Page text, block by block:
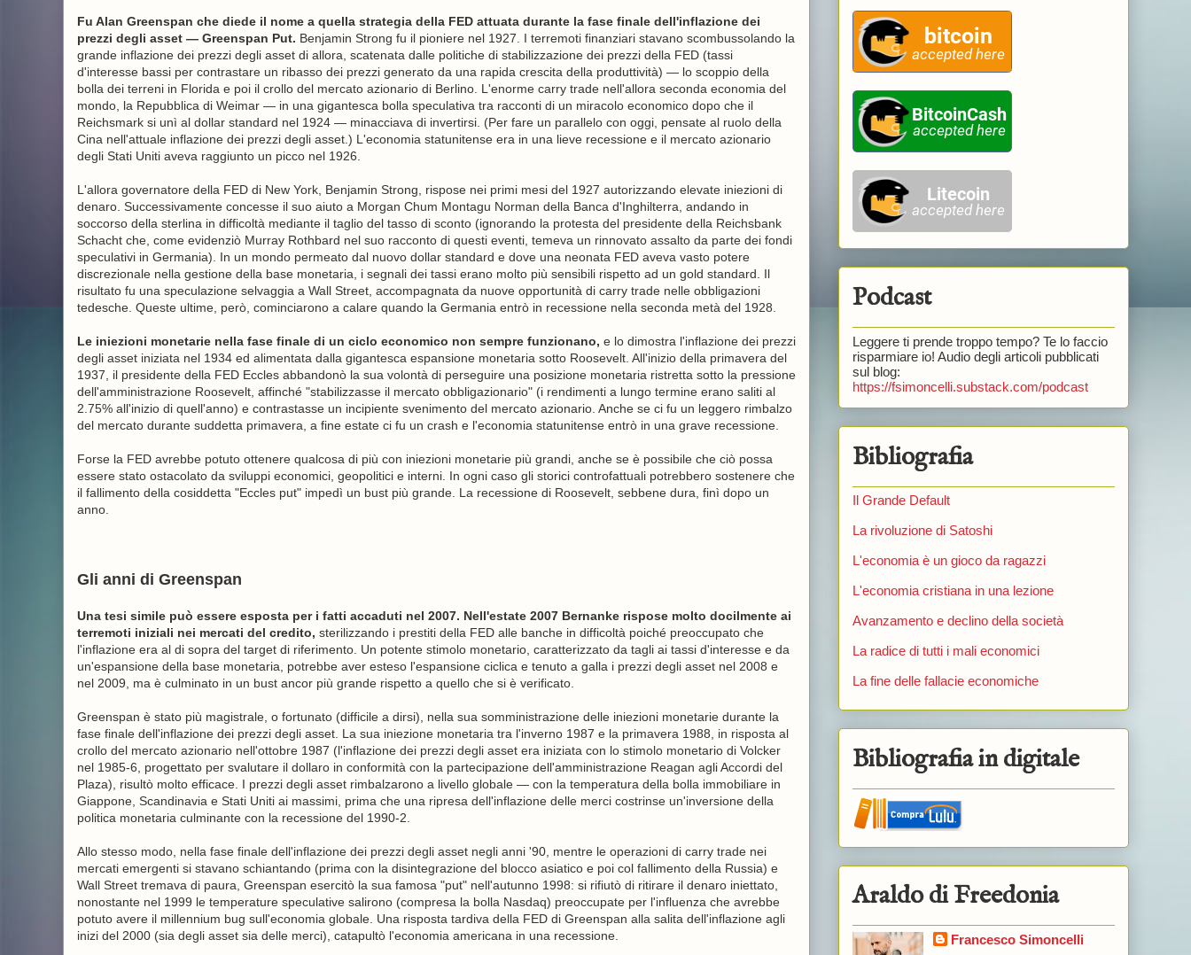
Fu Alan Greenspan che diede il nome a quella strategia della FED attuata durante la fase finale dell'inflazione dei
prezzi degli asset — Greenspan Put. Benjamin Strong fu il pioniere nel 1927. I terremoti finanziari stavano scombussolando la
grande inflazione dei prezzi degli asset di allora, scatenata dalle politiche di stabilizzazione dei prezzi della FED (tassi
d'interesse bassi per contrastare un ribasso dei prezzi generato da una rapida crescita della produttività) — lo scoppio della
bolla dei terreni in Florida e poi il crollo del mercato azionario di Berlino. L'enorme carry trade nell'allora seconda economia del
mondo, la Repubblica di Weimar — in una gigantesca bolla speculativa tra racconti di un miracolo economico dopo che il
Reichsmark si unì al dollar standard nel 1924 — minacciava di invertirsi. (Per fare un parallelo con oggi, pensate al ruolo della
Cina nell'attuale inflazione dei prezzi degli asset.) L'economia statunitense era in una lieve recessione e il mercato azionario
degli Stati Uniti aveva raggiunto un picco nel 1926.
L'allora governatore della FED di New York, Benjamin Strong, rispose nei primi mesi del 1927 autorizzando elevate iniezioni di
denaro. Successivamente concesse il suo aiuto a Morgan Chum Montagu Norman della Banca d'Inghilterra, andando in
soccorso della sterlina in difficoltà mediante il taglio del tasso di sconto (ignorando la protesta del presidente della Reichsbank
Schacht che, come evidenziò Murray Rothbard nel suo racconto di questi eventi, temeva un rinnovato assalto da parte dei fondi
speculativi in ​​Germania). In un mondo permeato dal nuovo dollar standard e dove una neonata FED aveva vasto potere
discrezionale nella gestione della base monetaria, i segnali dei tassi erano molto più sensibili rispetto ad un gold standard. Il
risultato fu una speculazione selvaggia a Wall Street, accompagnata da nuove opportunità di carry trade nelle obbligazioni
tedesche. Queste ultime, però, cominciarono a calare quando la Germania entrò in recessione nella seconda metà del 1928.
Le iniezioni monetarie nella fase finale di un ciclo economico non sempre funzionano, e lo dimostra l'inflazione dei prezzi
degli asset iniziata nel 1934 ed alimentata dalla gigantesca espansione monetaria sotto Roosevelt. All'inizio della primavera del
1937, il presidente della FED Eccles abbandonò la sua volontà di perseguire una posizione monetaria ristretta sotto la pressione
dell'amministrazione Roosevelt, affinché "stabilizzasse il mercato obbligazionario" (i rendimenti a lungo termine erano saliti al
2.75% all'inizio di quell'anno) e contrastasse un incipiente svenimento del mercato azionario. Anche se ci fu un leggero rimbalzo
del mercato durante suddetta primavera, a fine estate ci fu un crash e l'economia statunitense entrò in una grave recessione.
Forse la FED avrebbe potuto ottenere qualcosa di più con iniezioni monetarie più grandi, anche se è possibile che ciò possa
essere stato ostacolato da sviluppi economici, geopolitici e interni. In ogni caso gli storici controfattuali potrebbero sostenere che
il fallimento della cosiddetta "Eccles put" impedì un bust più grande. La recessione di Roosevelt, sebbene dura, finì dopo un
anno.
Gli anni di Greenspan
Una tesi simile può essere esposta per i fatti accaduti nel 2007. Nell'estate 2007 Bernanke rispose molto docilmente ai
terremoti iniziali nei mercati del credito, sterilizzando i prestiti della FED alle banche in difficoltà poiché preoccupato che
l'inflazione era al di sopra del target di riferimento. Un potente stimolo monetario, caratterizzato da tagli ai tassi d'interesse e da
un'espansione della base monetaria, potrebbe aver esteso l'espansione ciclica e tenuto a galla i prezzi degli asset nel 2008 e
nel 2009, ma è culminato in un bust ancor più grande rispetto a quello che si è verificato.
Greenspan è stato più magistrale, o fortunato (difficile a dirsi), nella sua somministrazione delle iniezioni monetarie durante la
fase finale dell'inflazione dei prezzi degli asset. La sua iniezione monetaria tra l'inverno 1987 e la primavera 1988, in risposta al
crollo del mercato azionario nell'ottobre 1987 (l'inflazione dei prezzi degli asset era iniziata con lo stimolo monetario di Volcker
nel 1985-6, progettato per svalutare il dollaro in conformità con la partecipazione dell'amministrazione Reagan agli Accordi del
Plaza), risultò molto efficace. I prezzi degli asset rimbalzarono a livello globale — con la temperatura della bolla immobiliare in
Giappone, Scandinavia e Stati Uniti ai massimi, prima che una ripresa dell'inflazione delle merci costrinse un'inversione della
politica monetaria culminante con la recessione del 1990-2.
Allo stesso modo, nella fase finale dell'inflazione dei prezzi degli asset negli anni '90, mentre le operazioni di carry trade nei
mercati emergenti si stavano schiantando (prima con la disintegrazione del blocco asiatico e poi col fallimento della Russia) e
Wall Street tremava di paura, Greenspan esercitò la sua famosa "put" nell'autunno 1998: si rifiutò di ritirare il denaro iniettato,
nonostante nel 1999 le temperature speculative salirono (compresa la bolla Nasdaq) preoccupate per l'influenza che avrebbe
potuto avere il millennium bug sull'economia globale. Una risposta tardiva della FED di Greenspan alla salita dell'inflazione agli
inizi del 2000 (sia degli asset sia delle merci), catapultò l'economia americana in una recessione.
Podcast
Leggere ti prende troppo tempo? Te lo faccio
risparmiare io! Audio degli articoli pubblicati
sul blog:
https://fsimoncelli.substack.com/podcast
Bibliografia
Il Grande Default
La rivoluzione di Satoshi
L'economia è un gioco da ragazzi
L'economia cristiana in una lezione
Avanzamento e declino della società
La radice di tutti i mali economici
La fine delle fallacie economiche
Bibliografia in digitale
Araldo di Freedonia
Francesco Simoncelli